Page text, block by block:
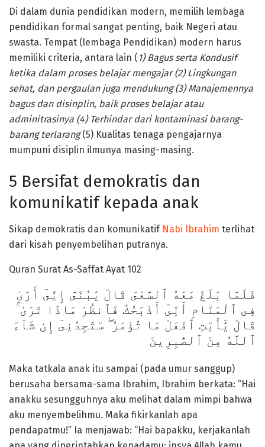
Di dalam dunia pendidikan modern, memilih lembaga
pendidikan formal sangat penting, baik Negeri atau
swasta. Tempat (lembaga Pendidikan) modern harus
memiliki criteria, antara lain (1) Bagus serta Kondusif
ketika dalam proses belajar mengajar (2) Lingkungan
sehat, dan pergaulan juga mendukung (3) Manajemennya
bagus dan disinplin, baik proses belajar atau
adminitrasinya (4) Terhindar dari kontaminasi barang-
barang terlarang(5) Kualitas tenaga pengajarnya
mumpuni disiplin ilmunya masing-masing.
5 Bersifat demokratis dan
komunikatif kepada anak
Sikap demokratis dan komunikatif Nabi Ibrahim terlihat
dari kisah penyembelihan putranya.
Quran Surat As-Saffat Ayat 102
فَلَمَّا بَلَغَ مَعَهُ ٱلسَّعْىَ قَالَ يَٰبُنَىَّ إِنِّىٓ أَرَىٰ
فِى ٱلْمَنَامِ أَنِّىٓ أَذْبَحُكَ فَٱنظُرْ مَاذَا تَرَىٰ ۚ
قَالَ يَٰٓأَبَتِ ٱفْعَلْ مَا تُؤْمَرُ ۖ سَتَجِدُنِىٓ إِن شَآءَ
ٱللَّهُ مِنَ ٱلصَّٰبِرِينَ
Maka tatkala anak itu sampai (pada umur sanggup)
berusaha bersama-sama Ibrahim, Ibrahim berkata: “Hai
anakku sesungguhnya aku melihat dalam mimpi bahwa
aku menyembelihmu. Maka fikirkanlah apa
pendapatmu!” Ia menjawab: “Hai bapakku, kerjakanlah